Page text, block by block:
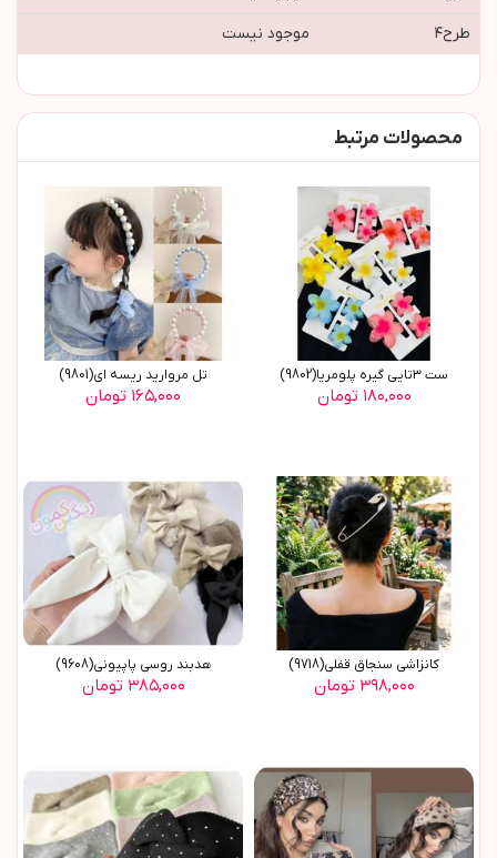
طرح٤
موجود نیست
محصولات مرتبط
ست ٣تایی گیره پلومریا(9802)
۱۸۰,۰۰۰ تومان
تل مروارید ریسه ای(9801)
۱۶۵,۰۰۰ تومان
کانزاشی سنجاق قفلی(9718)
۳۹۸,۰۰۰ تومان
هدبند روسي پاپيوني(9608)
۳۸۵,۰۰۰ تومان